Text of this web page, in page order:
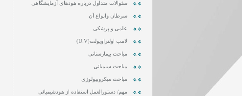
سئوالات متداول درباره هودهای آزمایشگاهی
سرطان وانواع آن
علمی و پزشکی
لامپ اولتراویولت(U.V)
مباحث بیمارستانی
مباحث شیمیائی
مباحث میکروبیولوژی
مهم/ دستورالعمل استفاده از هودشیمیائی